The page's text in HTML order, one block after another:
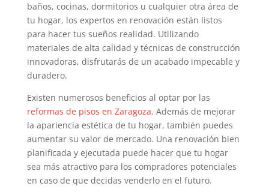
baños, cocinas, dormitorios u cualquier otra área de
tu hogar, los expertos en renovación están listos
para hacer tus sueños realidad. Utilizando
materiales de alta calidad y técnicas de construcción
innovadoras, disfrutarás de un acabado impecable y
duradero.
Existen numerosos beneficios al optar por las
reformas de pisos en Zaragoza. Además de mejorar
la apariencia estética de tu hogar, también puedes
aumentar su valor de mercado. Una renovación bien
planificada y ejecutada puede hacer que tu hogar
sea más atractivo para los compradores potenciales
en caso de que decidas venderlo en el futuro.